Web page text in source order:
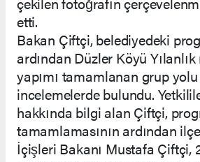
etti.
Bakan Çiftçi, belediyedeki
ardından Düzler Köyü
yapımı tamamlanan grup
incelemelerde bulundu.
hakkında bilgi alan Çiftçi,
tamamlamasının ardından
İçişleri Bakanı Mustafa Çiftçi,